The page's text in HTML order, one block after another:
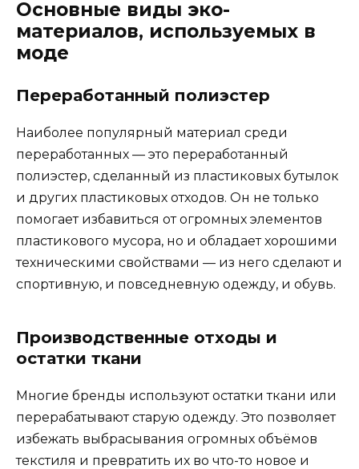
Основные виды эко-
материалов, используемых в
моде
Переработанный полиэстер
Наиболее популярный материал среди
переработанных — это переработанный
полиэстер, сделанный из пластиковых бутылок
и других пластиковых отходов. Он не только
помогает избавиться от огромных элементов
пластикового мусора, но и обладает хорошими
техническими свойствами — из него сделают и
спортивную, и повседневную одежду, и обувь.
Производственные отходы и
остатки ткани
Многие бренды используют остатки ткани или
перерабатывают старую одежду. Это позволяет
избежать выбрасывания огромных объёмов
текстиля и превратить их во что-то новое и